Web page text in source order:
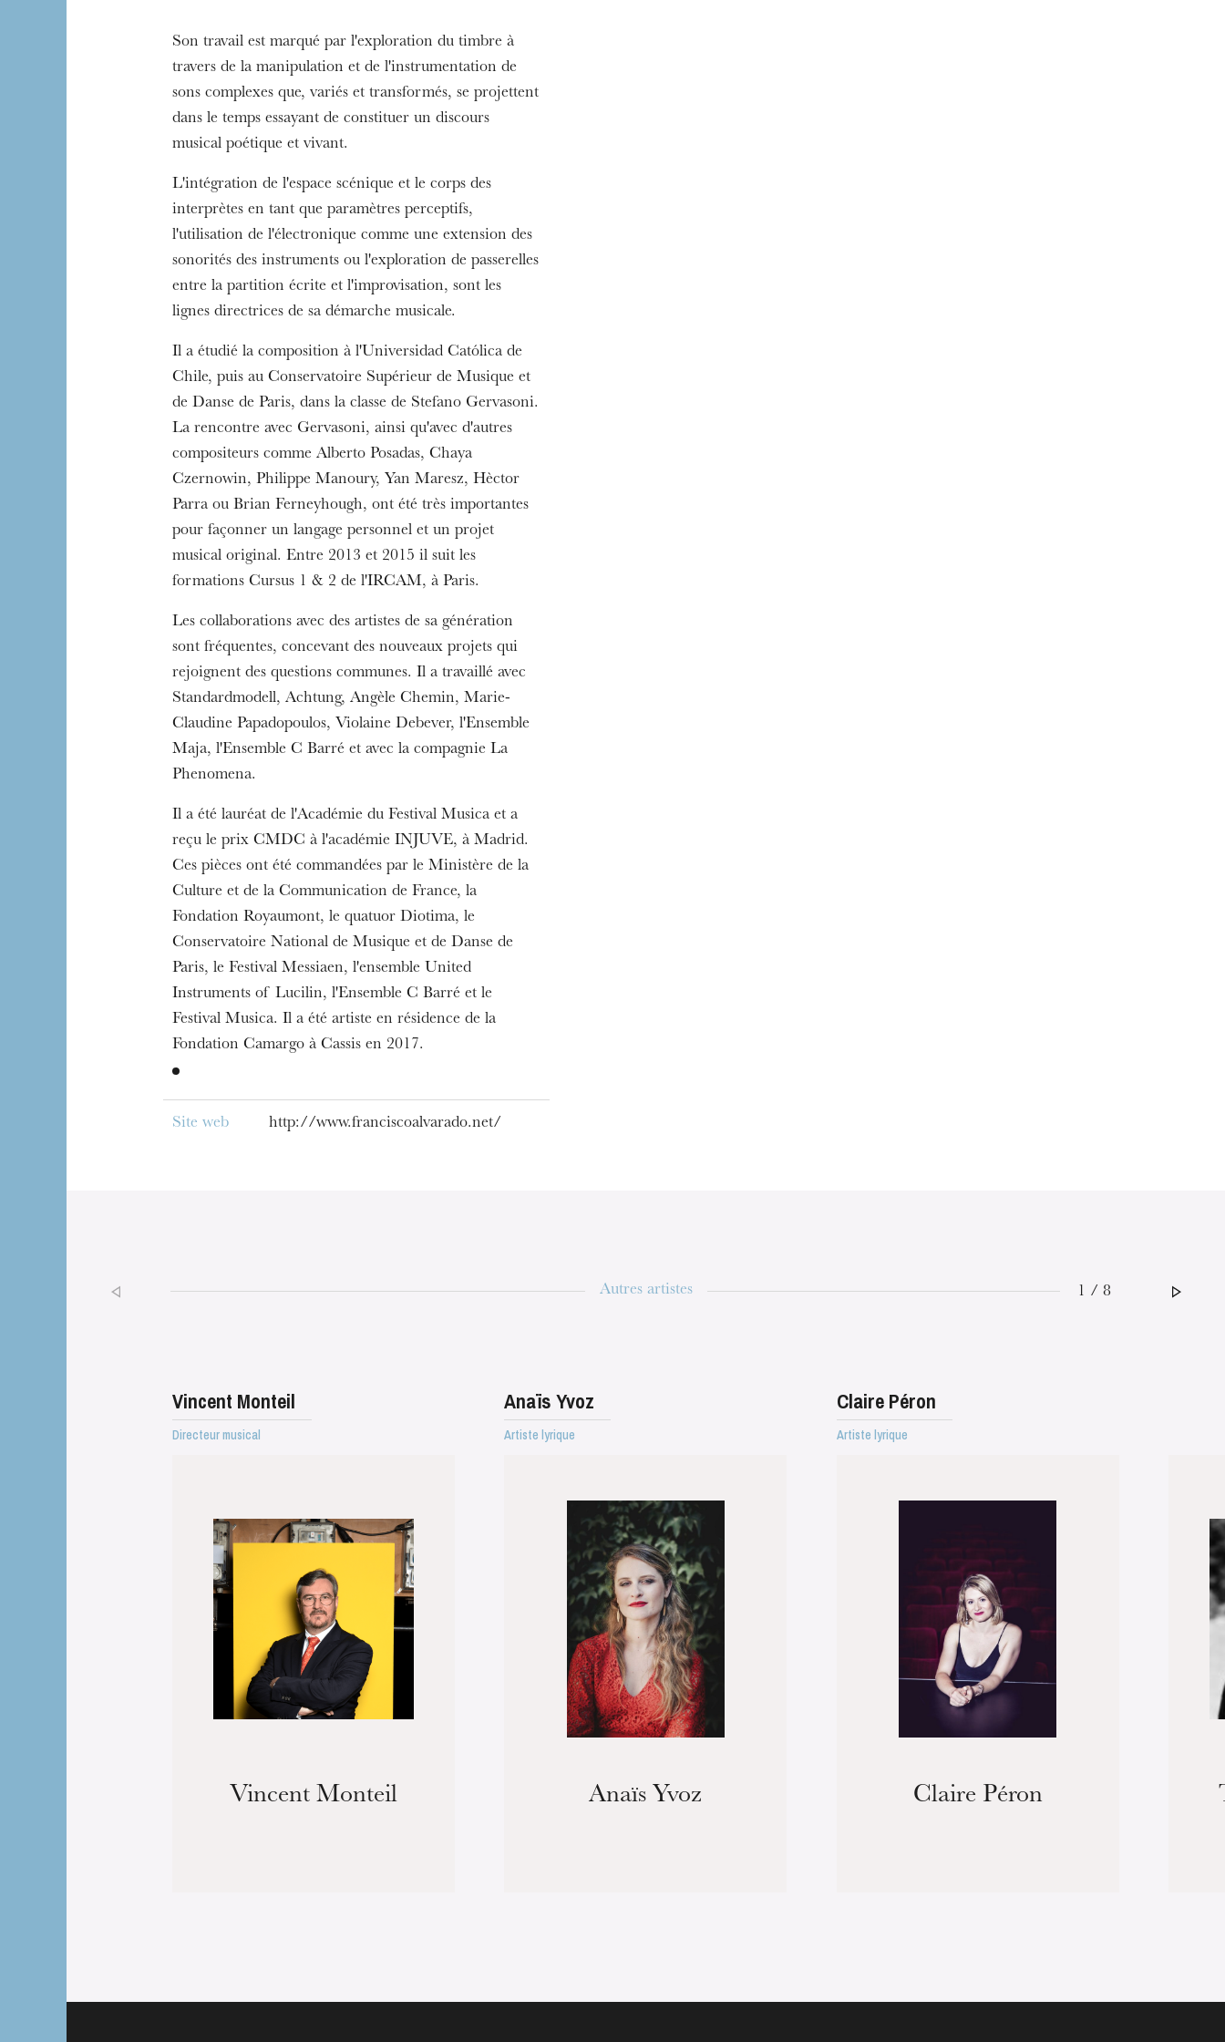
L’OnR avec vous
Visites de l’Opéra de
Strasbourg
Son travail est marqué par l'exploration du timbre à
travers de la manipulation et de l'instrumentation de
sons complexes que, variés et transformés, se projettent
dans le temps essayant de constituer un discours
musical poétique et vivant.
L'intégration de l'espace scénique et le corps des
interprètes en tant que paramètres perceptifs,
l'utilisation de l'électronique comme une extension des
sonorités des instruments ou l'exploration de passerelles
entre la partition écrite et l'improvisation, sont les
lignes directrices de sa démarche musicale.
Il a étudié la composition à l'Universidad Católica de
Chile, puis au Conservatoire Supérieur de Musique et
de Danse de Paris, dans la classe de Stefano Gervasoni.
La rencontre avec Gervasoni, ainsi qu'avec d'autres
compositeurs comme Alberto Posadas, Chaya
Czernowin, Philippe Manoury, Yan Maresz, Hèctor
Parra ou Brian Ferneyhough, ont été très importantes
pour façonner un langage personnel et un projet
musical original. Entre 2013 et 2015 il suit les
formations Cursus 1 & 2 de l'IRCAM, à Paris.
Les collaborations avec des artistes de sa génération
sont fréquentes, concevant des nouveaux projets qui
rejoignent des questions communes. Il a travaillé avec
Standardmodell, Achtung, Angèle Chemin, Marie-
Claudine Papadopoulos, Violaine Debever, l'Ensemble
Maja, l'Ensemble C Barré et avec la compagnie La
Phenomena.
Il a été lauréat de l'Académie du Festival Musica et a
reçu le prix CMDC à l'académie INJUVE, à Madrid.
Ces pièces ont été commandées par le Ministère de la
Culture et de la Communication de France, la
Fondation Royaumont, le quatuor Diotima, le
Conservatoire National de Musique et de Danse de
Paris, le Festival Messiaen, l'ensemble United
Instruments of Lucilin, l'Ensemble C Barré et le
Festival Musica. Il a été artiste en résidence de la
Fondation Camargo à Cassis en 2017.
Site web http://www.franciscoalvarado.net/
Autres artistes 1 / 8
Vincent Monteil
Directeur musical
Vincent Monteil
Anaïs Yvoz
Artiste lyrique
Anaïs Yvoz
Claire Péron
Artiste lyrique
Claire Péron